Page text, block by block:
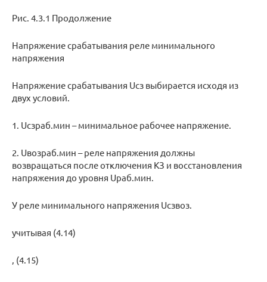
Рис. 4.3.1 Продолжение
Напряжение срабатывания реле минимального
напряжения
Напряжение срабатывания Uсз выбирается исходя из
двух условий.
1. Uсзраб.мин – минимальное рабочее напряжение.
2. Uвозраб.мин – реле напряжения должны
возвращаться после отключения КЗ и восстановления
напряжения до уровня Uраб.мин.
У реле минимального напряжения Uсзвоз.
учитывая (4.14)
, (4.15)